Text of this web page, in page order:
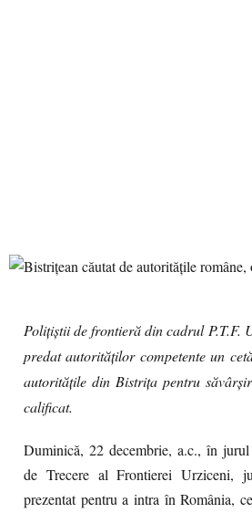
Polițiștii de frontieră din cadrul P.T.F.
predat autorităților competente un
autoritățile din Bistrița pentru
calificat.
Duminică, 22 decembrie, a.c., în
de Trecere al Frontierei Urziceni,
prezentat pentru a intra în România,